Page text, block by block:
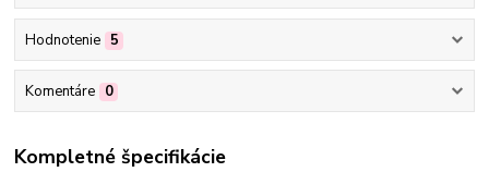
Hodnotenie 5
Komentáre 0
Kompletné špecifikácie